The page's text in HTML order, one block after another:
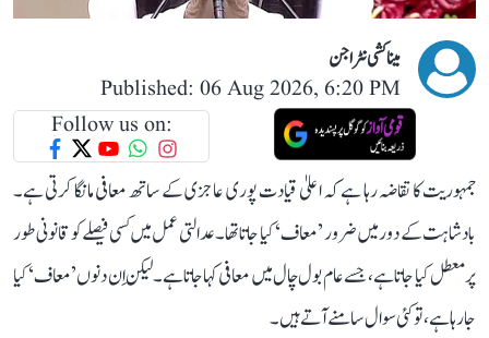
میناکشی نٹراجن
Published: 06 Aug 2026, 6:20 PM
Follow us on:
جمہوریت کا تقاضہ رہا ہے کہ اعلیٰ قیادت پوری عاجزی کے ساتھ معافی مانگا کرتی ہے۔
بادشاہت کے دور میں ضرور ’معاف‘ کیا جاتا تھا۔ عدالتی عمل میں کسی فیصلے کو قانونی طور
پر معطل کیا جاتا ہے، جسے عام بول چال میں معافی کہا جاتا ہے۔ لیکن اِن دنوں ’معاف‘ کیا
جا رہا ہے، تو کئی سوال سامنے آتے ہیں۔